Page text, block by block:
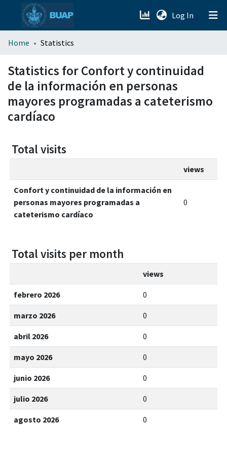
Log In (current)
menu.section.about_menu
All of DSpace
Home Statistics
Statistics for Confort y continuidad
de la información en personas
mayores programadas a cateterismo
cardíaco
Total visits
views
Confort y continuidad de la información en
personas mayores programadas a
cateterismo cardíaco
0
Total visits per month
views
febrero 2026 0
marzo 2026 0
abril 2026 0
mayo 2026 0
junio 2026 0
julio 2026 0
agosto 2026 0